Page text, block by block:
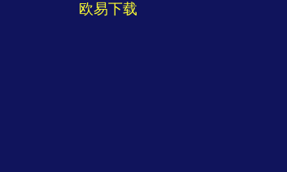
欧易下载